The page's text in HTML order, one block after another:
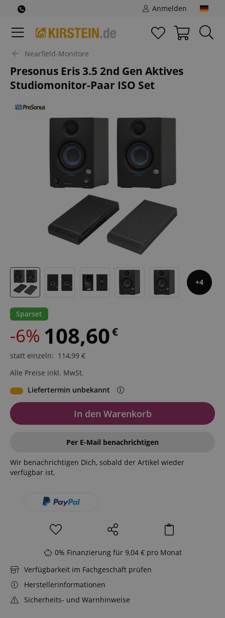
Anmelden
Nearfield-Monitore
Presonus Eris 3.5 2nd Gen Aktives
Studiomonitor-Paar ISO Set
4
Sparset
-6% 108,60€
statt einzeln: 114,99 €
Alle Preise inkl. MwSt.
Liefertermin unbekannt
In den Warenkorb
Per E-Mail benachrichtigen
Wir benachrichtigen Dich, sobald der Artikel wieder
verfügbar ist.
0% Finanzierung für 9,04 € pro Monat
Verfügbarkeit im Fachgeschäft prüfen
Herstellerinformationen
Sicherheits- und Warnhinweise